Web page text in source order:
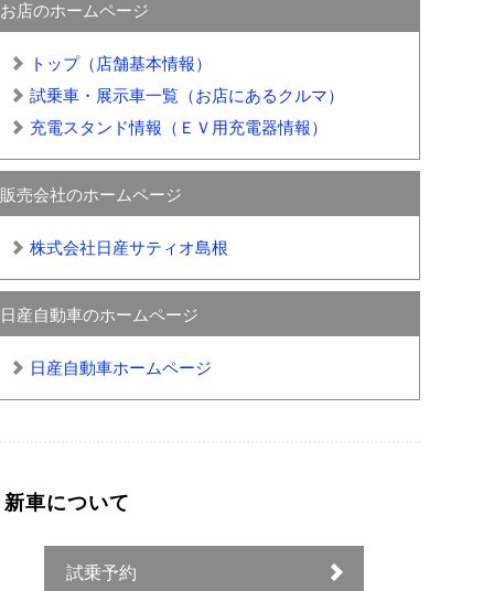
お店のホームページ
トップ（店舗基本情報）
試乗車・展示車一覧（お店にあるクルマ）
充電スタンド情報（ＥＶ用充電器情報）
販売会社のホームページ
株式会社日産サティオ島根
日産自動車のホームページ
日産自動車ホームページ
新車について
試乗予約